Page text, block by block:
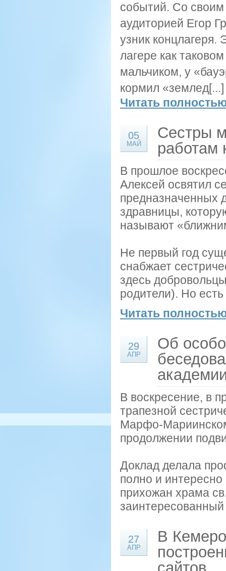
событий. Со своим
аудиторией Егор
узник концлагеря.
лагере как
мальчиком, у
кормил «землед[...]
Читать
05
МАЙ
Сестры
работам
В прошлое
Алексей освятил
предназначенных
здравницы,
называют
Не первый год
снабжает
здесь
родители). Но
Читать
29
АПР
Об
В воскресение, в
трапезной
Марфо-
продолжении
Доклад делала
полно и
прихожан храма
27
АПР
В